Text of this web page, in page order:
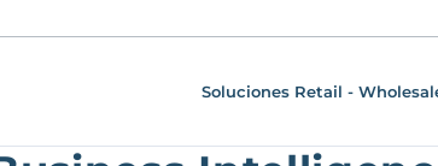
Soluciones Retail -